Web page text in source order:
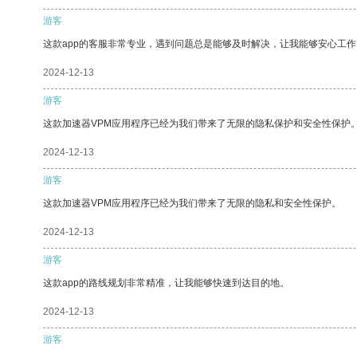
游客
这款app的客服非常专业，遇到问题总是能够及时解决，让我能够安心工
2024-12-13
游客
这款加速器VPM应用程序已经为我们带来了无限的隐私保护和安全性保护
2024-12-13
游客
这款加速器VPM应用程序已经为我们带来了无限的隐私和安全性保护。
2024-12-13
游客
这款app的路线规划非常精准，让我能够快速到达目的地。
2024-12-13
游客